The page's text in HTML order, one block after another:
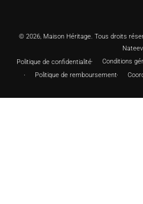
© 2026, Maison Héritage . Tous droits
Nateev
Politique de confidentialité
Conditions
Politique de remboursement